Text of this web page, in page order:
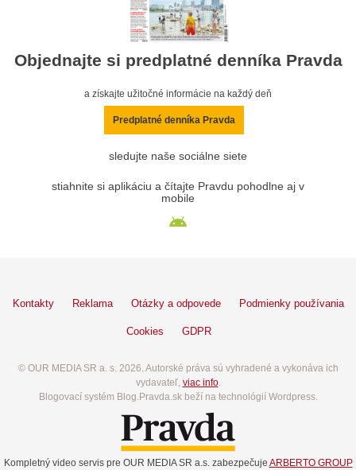
Objednajte si predplatné denníka Pravda
a získajte užitočné informácie na každý deň
Predplatné denníka Pravda
sledujte naše sociálne siete
stiahnite si aplikáciu a čítajte Pravdu pohodlne aj v
mobile
Kontakty Reklama Otázky a odpovede Podmienky používania
Cookies GDPR
© OUR MEDIA SR a. s. 2026. Autorské práva sú vyhradené a vykonáva ich
vydavateľ, viac info.
Blogovací systém Blog.Pravda.sk beží na technológií Wordpress.
Kompletný video servis pre OUR MEDIA SR a.s. zabezpečuje ARBERTO GROUP